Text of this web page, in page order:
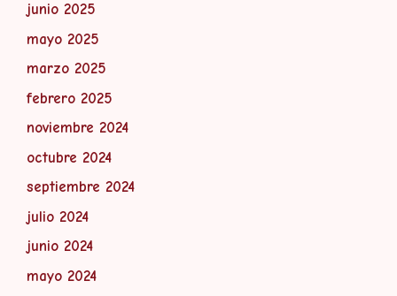
junio 2025
mayo 2025
marzo 2025
febrero 2025
noviembre 2024
octubre 2024
septiembre 2024
julio 2024
junio 2024
mayo 2024